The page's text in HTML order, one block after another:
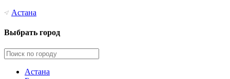
Астана
Выбрать город
Астана